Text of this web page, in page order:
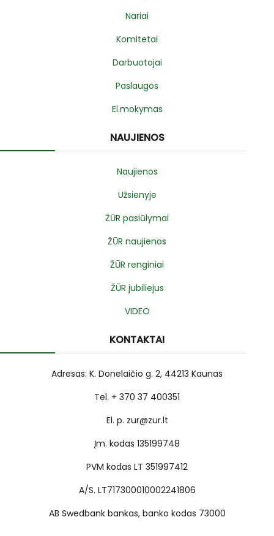
Nariai
Komitetai
Darbuotojai
Paslaugos
El.mokymas
NAUJIENOS
Naujienos
Užsienyje
ŽŪR pasiūlymai
ŽŪR naujienos
ŽŪR renginiai
ŽŪR jubiliejus
VIDEO
KONTAKTAI
Adresas: K. Donelaičio g. 2, 44213 Kaunas
Tel. + 370 37 400351
El. p. zur@zur.lt
Įm. kodas 135199748
PVM kodas LT 351997412
A/S. LT717300010002241806
AB Swedbank bankas, banko kodas 73000